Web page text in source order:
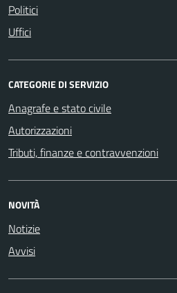
Politici
Uffici
CATEGORIE DI SERVIZIO
Anagrafe e stato civile
Autorizzazioni
Tributi, finanze e contravvenzioni
NOVITÀ
Notizie
Avvisi